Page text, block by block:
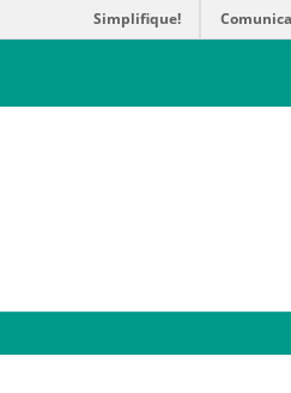
Simplifique!